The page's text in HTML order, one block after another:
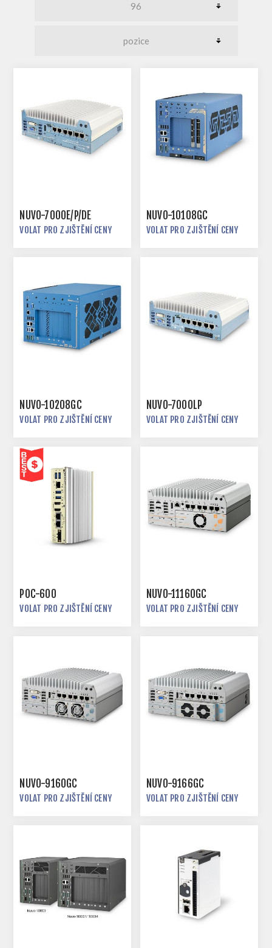
NUVO-7000E/P/DE
VOLAT PRO ZJIŠTĚNÍ CENY
NUVO-10108GC
VOLAT PRO ZJIŠTĚNÍ CENY
NUVO-10208GC
VOLAT PRO ZJIŠTĚNÍ CENY
NUVO-7000LP
VOLAT PRO ZJIŠTĚNÍ CENY
POC-600
VOLAT PRO ZJIŠTĚNÍ CENY
NUVO-11160GC
VOLAT PRO ZJIŠTĚNÍ CENY
NUVO-9160GC
VOLAT PRO ZJIŠTĚNÍ CENY
NUVO-9166GC
VOLAT PRO ZJIŠTĚNÍ CENY